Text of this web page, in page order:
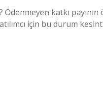
katkı
için bu durum